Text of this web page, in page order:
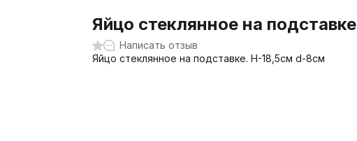
Яйцо стеклянное на подставке
Написать отзыв
Яйцо стеклянное на подставке. H-18,5см d-8см